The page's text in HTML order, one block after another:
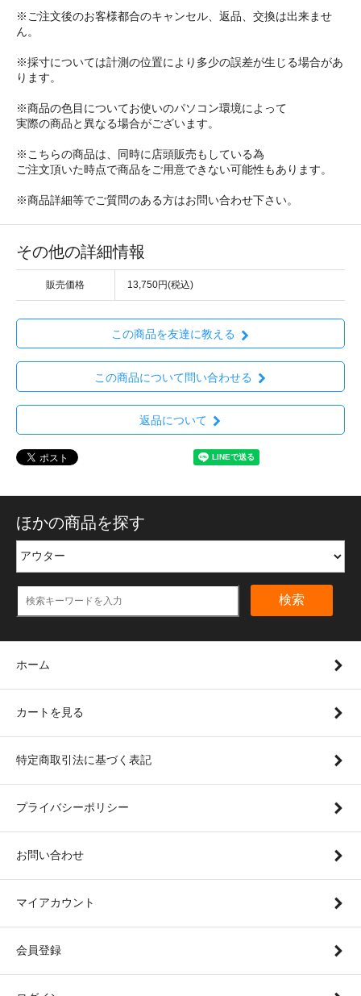
※ご注文後のお客様都合のキャンセル、返品、交換は出来ませ
ん。
※採寸については計測の位置により多少の誤差が生じる場合があ
ります。
※商品の色目についてお使いのパソコン環境によって
実際の商品と異なる場合がございます。
※こちらの商品は、同時に店頭販売もしている為
ご注文頂いた時点で商品をご用意できない可能性もあります。
※商品詳細等でご質問のある方はお問い合わせ下さい。
その他の詳細情報
販売価格 13,750円(税込)
この商品を友達に教える
この商品について問い合わせる
返品について
ほかの商品を探す
検索
ホーム
カートを見る
特定商取引法に基づく表記
プライバシーポリシー
お問い合わせ
マイアカウント
会員登録